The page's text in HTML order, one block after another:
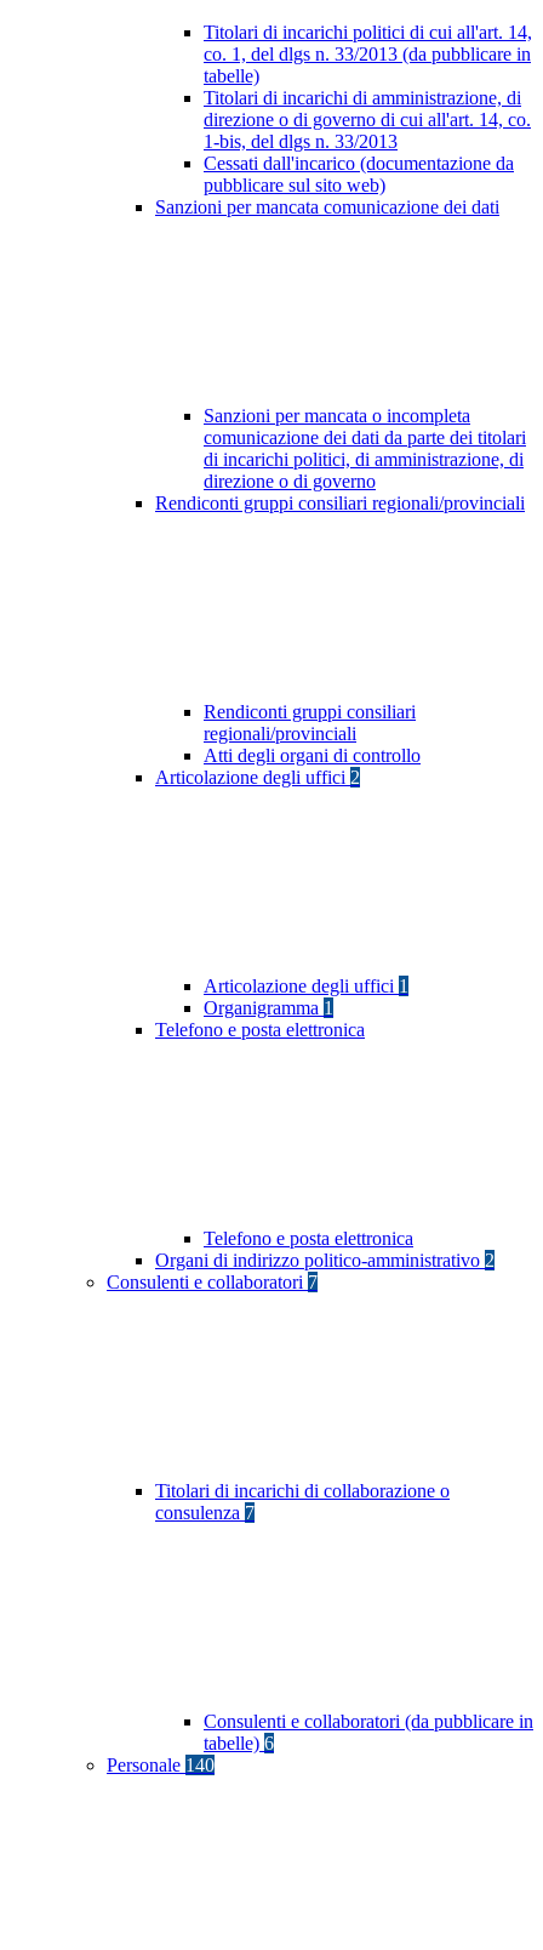
Titolari di incarichi politici di cui all'art. 14,
co. 1, del dlgs n. 33/2013 (da pubblicare in
tabelle)
Titolari di incarichi di amministrazione, di
direzione o di governo di cui all'art. 14, co.
1-bis, del dlgs n. 33/2013
Cessati dall'incarico (documentazione da
pubblicare sul sito web)
Sanzioni per mancata comunicazione dei dati
Sanzioni per mancata o incompleta
comunicazione dei dati da parte dei titolari
di incarichi politici, di amministrazione, di
direzione o di governo
Rendiconti gruppi consiliari regionali/provinciali
Rendiconti gruppi consiliari
regionali/provinciali
Atti degli organi di controllo
Articolazione degli uffici 2
Articolazione degli uffici 1
Organigramma 1
Telefono e posta elettronica
Telefono e posta elettronica
Organi di indirizzo politico-amministrativo 2
Consulenti e collaboratori 7
Titolari di incarichi di collaborazione o
consulenza 7
Consulenti e collaboratori (da pubblicare in
tabelle) 6
Personale 140